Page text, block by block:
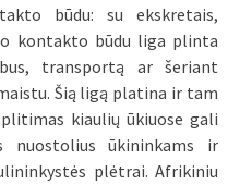
būdu: su ekskretais,
kontakto būdu liga plinta
transportą ar šeriant
Šią ligą platina ir tam
kiaulių ūkiuose gali
nuostolius ūkininkams ir
plėtrai. Afrikiniu